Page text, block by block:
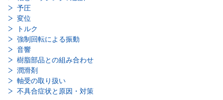
予圧
変位
トルク
強制回転による振動
音響
樹脂部品との組み合わせ
潤滑剤
軸受の取り扱い
不具合症状と原因・対策